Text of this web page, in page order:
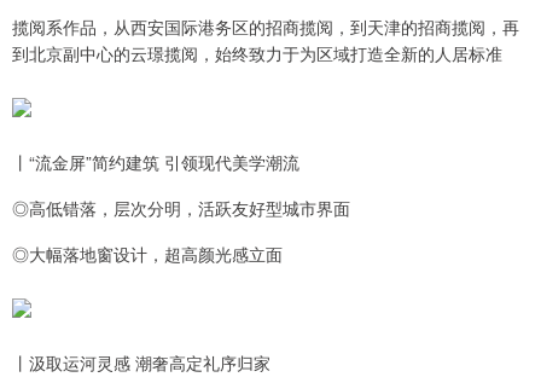
揽阅系作品，从西安国际港务区的招商揽阅，到天津的招商揽阅，再
到北京副中心的云璟揽阅，始终致力于为区域打造全新的人居标准
丨“流金屏”简约建筑 引领现代美学潮流
◎高低错落，层次分明，活跃友好型城市界面
◎大幅落地窗设计，超高颜光感立面
丨汲取运河灵感 潮奢高定礼序归家